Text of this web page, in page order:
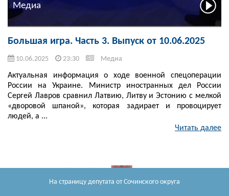
На страницу депутата от Сочинского округа
Медиа
Большая игра. Часть 3. Выпуск от 10.06.2025
10.06.2025 23:30 Медиа
Актуальная информация о ходе военной спецоперации
России на Украине. Министр иностранных дел России
Сергей Лавров сравнил Латвию, Литву и Эстонию с мелкой
«дворовой шпаной», которая задирает и провоцирует
людей, а ...
Читать далее